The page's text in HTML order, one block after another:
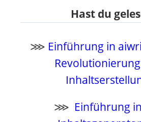
Hast du
⋙ Einführung in
⋙ Einführung